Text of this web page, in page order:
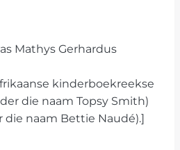
Mathys Gerhardus
kinderboekreekse
die naam Topsy Smith)
die naam Bettie Naudé).]